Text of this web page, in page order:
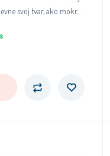
svoj tvar, ako mokrý